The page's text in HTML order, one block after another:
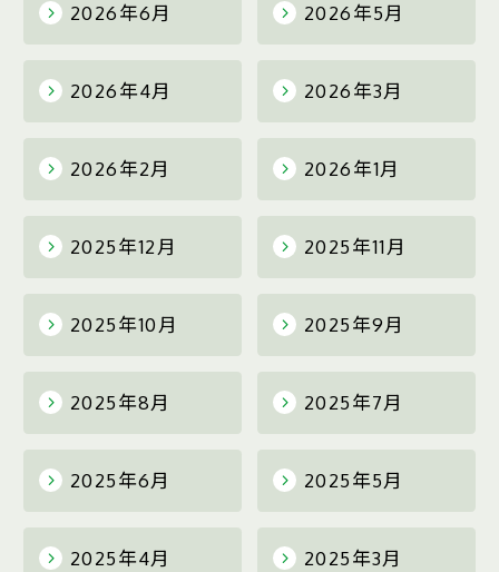
2026年6月 2026年5月
2026年4月 2026年3月
2026年2月 2026年1月
2025年12月 2025年11月
2025年10月 2025年9月
2025年8月 2025年7月
2025年6月 2025年5月
2025年4月 2025年3月